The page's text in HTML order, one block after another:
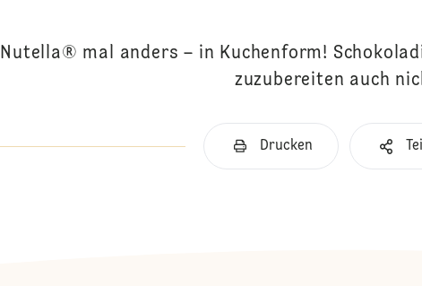
Nutella® mal anders – in Kuchenform!
zuzubereiten auch
Drucken